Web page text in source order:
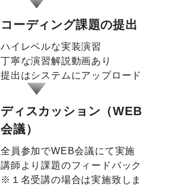
コーディング課題の提出
ハイレベルな実装演習
丁寧な演習解説動画あり
提出はシステムにアップロード
ディスカッション（WEB
会議）
全員参加でWEB会議にて実施
講師より課題のフィードバック
※１名受講の場合は実施致しま